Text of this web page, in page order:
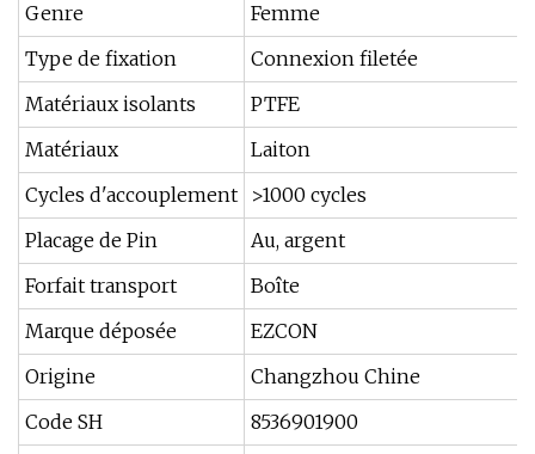
Genre
Femme
Type de fixation
Connexion filetée
Matériaux isolants
PTFE
Matériaux
Laiton
Cycles d'accouplement
>1000 cycles
Placage de Pin
Au, argent
Forfait transport
Boîte
Marque déposée
EZCON
Origine
Changzhou Chine
Code SH
8536901900